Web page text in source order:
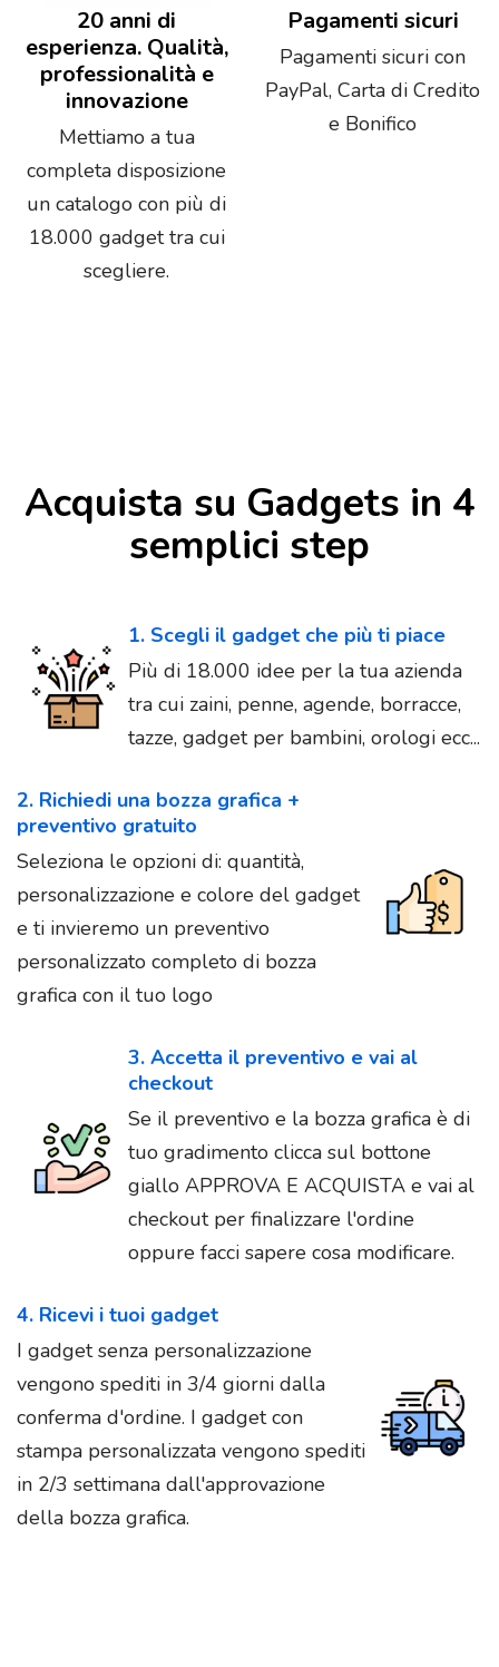
20 anni di
esperienza. Qualità,
professionalità e
innovazione
Mettiamo a tua
completa disposizione
un catalogo con più di
18.000 gadget tra cui
scegliere.
Pagamenti sicuri
Pagamenti sicuri con
PayPal, Carta di Credito
e Bonifico
Acquista su Gadgets in 4
semplici step
1. Scegli il gadget che più ti piace
Più di 18.000 idee per la tua azienda
tra cui zaini, penne, agende, borracce,
tazze, gadget per bambini, orologi ecc...
2. Richiedi una bozza grafica +
preventivo gratuito
Seleziona le opzioni di: quantità,
personalizzazione e colore del gadget
e ti invieremo un preventivo
personalizzato completo di bozza
grafica con il tuo logo
3. Accetta il preventivo e vai al
checkout
Se il preventivo e la bozza grafica è di
tuo gradimento clicca sul bottone
giallo APPROVA E ACQUISTA e vai al
checkout per finalizzare l'ordine
oppure facci sapere cosa modificare.
4. Ricevi i tuoi gadget
I gadget senza personalizzazione
vengono spediti in 3/4 giorni dalla
conferma d'ordine. I gadget con
stampa personalizzata vengono spediti
in 2/3 settimana dall'approvazione
della bozza grafica.